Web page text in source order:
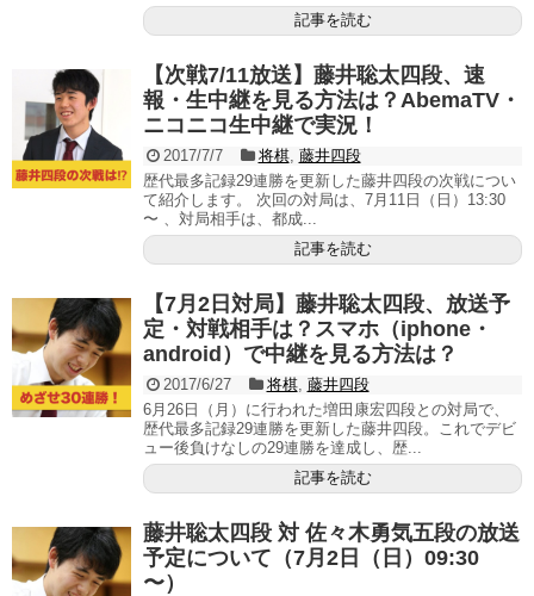
記事を読む
【次戦7/11放送】藤井聡太四段、速
報・生中継を見る方法は？AbemaTV・
ニコニコ生中継で実況！
2017/7/7 将棋, 藤井四段
歴代最多記録29連勝を更新した藤井四段の次戦につい
て紹介します。 次回の対局は、7月11日（日）13:30
〜 、対局相手は、都成...
記事を読む
【7月2日対局】藤井聡太四段、放送予
定・対戦相手は？スマホ（iphone・
android）で中継を見る方法は？
2017/6/27 将棋, 藤井四段
6月26日（月）に行われた増田康宏四段との対局で、
歴代最多記録29連勝を更新した藤井四段。これでデビ
ュー後負けなしの29連勝を達成し、歴...
記事を読む
藤井聡太四段 対 佐々木勇気五段の放送
予定について（7月2日（日）09:30
〜）